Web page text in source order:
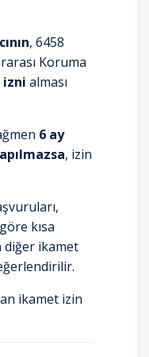
, 6458
Koruma
alması
6 ay
, izin
kısa
diğer ikamet
ikamet izin